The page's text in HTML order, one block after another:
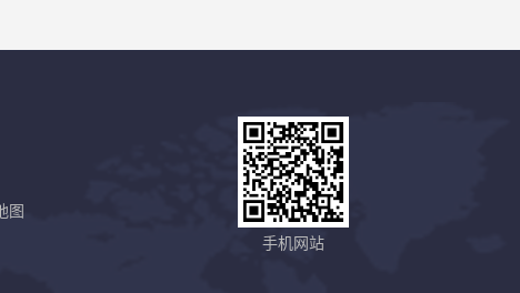
8000/041单通道胀差监视仪鸿泰产品线性度好测量范围宽
图
手机网站